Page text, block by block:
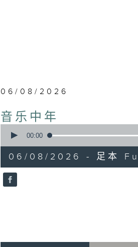
06/08/2026
音乐中年
seconds
51
minutes,
21
seconds
90%
00:00
06/08/2026 - 足本